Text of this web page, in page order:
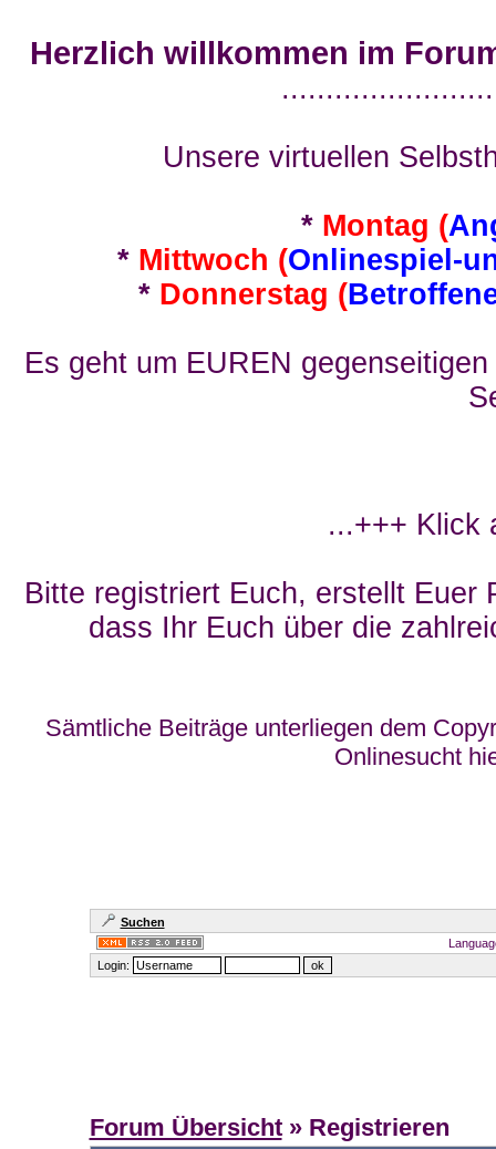
Herzlich willkommen im
Unsere virtuellen
* Montag (
* Mittwoch (Onlinespiel-
* Donnerstag (
Es geht um EUREN
...+++ Klick
Bitte registriert Euch, erstellt Euer
dass Ihr Euch über die
Sämtliche Beiträge unterliegen dem
Onlinesucht
Suchen
Login:
Forum Übersicht» Registrieren